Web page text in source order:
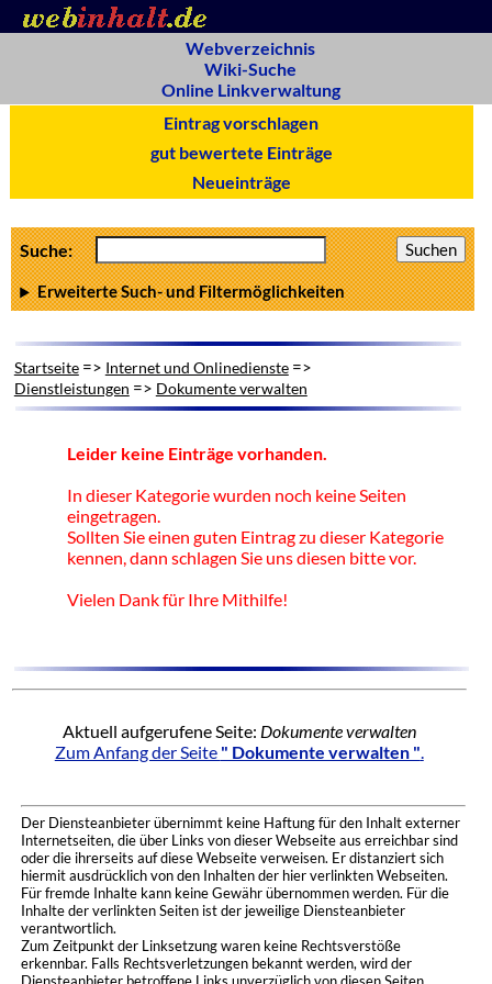
Webverzeichnis
Wiki-Suche
Online Linkverwaltung
Eintrag vorschlagen
gut bewertete Einträge
Neueinträge
Suche:
Erweiterte Such- und Filtermöglichkeiten
Startseite=> Internet und Onlinedienste=>
Dienstleistungen => Dokumente verwalten
Leider keine Einträge vorhanden.
In dieser Kategorie wurden noch keine Seiten
eingetragen.
Sollten Sie einen guten Eintrag zu dieser Kategorie
kennen, dann schlagen Sie uns diesen bitte vor.
Vielen Dank für Ihre Mithilfe!
Aktuell aufgerufene Seite: Dokumente verwalten
Zum Anfang der Seite " Dokumente verwalten ".
Der Diensteanbieter übernimmt keine Haftung für den Inhalt externer
Internetseiten, die über Links von dieser Webseite aus erreichbar sind
oder die ihrerseits auf diese Webseite verweisen. Er distanziert sich
hiermit ausdrücklich von den Inhalten der hier verlinkten Webseiten.
Für fremde Inhalte kann keine Gewähr übernommen werden. Für die
Inhalte der verlinkten Seiten ist der jeweilige Diensteanbieter
verantwortlich.
Zum Zeitpunkt der Linksetzung waren keine Rechtsverstöße
erkennbar. Falls Rechtsverletzungen bekannt werden, wird der